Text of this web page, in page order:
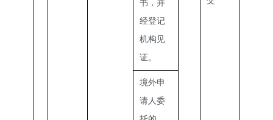
书，并
经登记
机构见
证。
境外申
请人委